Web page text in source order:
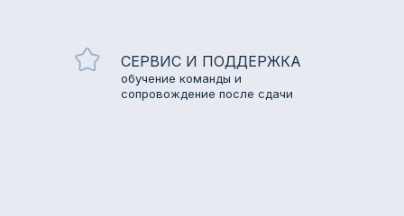
СЕРВИС И ПОДДЕРЖКА
обучение команды и
сопровождение после сдачи